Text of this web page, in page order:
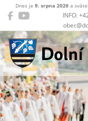
INFO:
Dnes je 9. srpna 2026 a
Dolní Bojanovice